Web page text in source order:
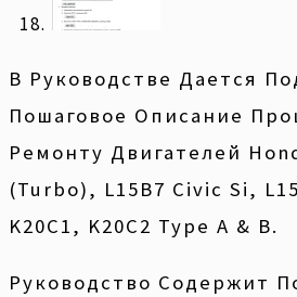
В Руководстве Дается
Пошаговое Описание
Ремонту Двигателей
(Turbo), L15B7 Civic Si,
K20C1, K20C2 Type A & B.
Руководство Содержит